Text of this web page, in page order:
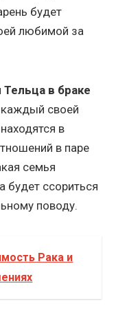
будет
любимой за
в браке
своей
в
в паре
семья
будет ссориться
поводу.
Рака и